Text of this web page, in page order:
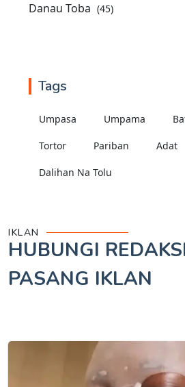
Danau Toba (45)
Tags
Umpasa Umpama
Tortor Pariban Adat
Dalihan Na Tolu
IKLAN
HUBUNGI
PASANG IKLAN